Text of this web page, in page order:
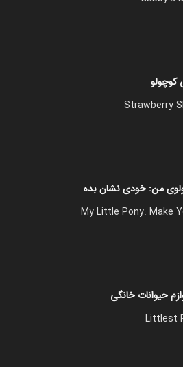
کوچولو
Strawberry
من: خودی نشان بده
My Little Pony: Make
حیوانات خانگی
Littlest